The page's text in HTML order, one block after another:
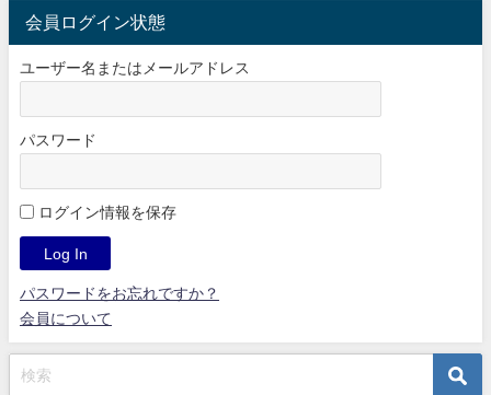
会員ログイン状態
ユーザー名またはメールアドレス
パスワード
ログイン情報を保存
パスワードをお忘れですか？
会員について